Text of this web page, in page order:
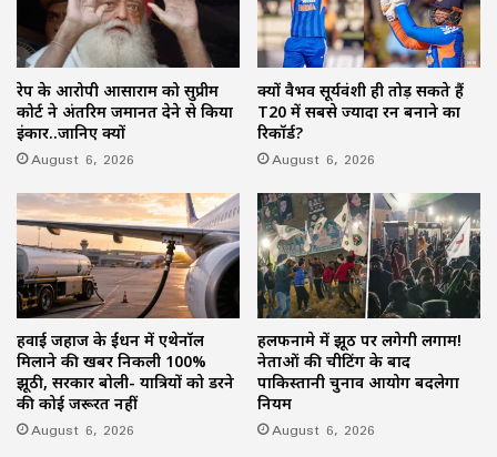
रेप के आरोपी आसाराम को सुप्रीम
कोर्ट ने अंतरिम जमानत देने से किया
इंकार..जानिए क्यों
August 6, 2026
क्यों वैभव सूर्यवंशी ही तोड़ सकते हैं
T20 में सबसे ज्यादा रन बनाने का
रिकॉर्ड?
August 6, 2026
हवाई जहाज के ईंधन में एथेनॉल
मिलाने की खबर निकली 100%
झूठी, सरकार बोली- यात्रियों को डरने
की कोई जरूरत नहीं
August 6, 2026
हलफनामे में झूठ पर लगेगी लगाम!
नेताओं की चीटिंग के बाद
पाकिस्तानी चुनाव आयोग बदलेगा
नियम
August 6, 2026